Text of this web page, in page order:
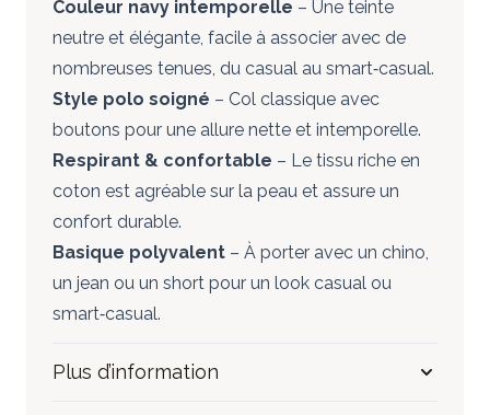
Couleur navy intemporelle – Une teinte
neutre et élégante, facile à associer avec de
nombreuses tenues, du casual au smart‑casual.
Style polo soigné – Col classique avec
boutons pour une allure nette et intemporelle.
Respirant & confortable – Le tissu riche en
coton est agréable sur la peau et assure un
confort durable.
Basique polyvalent – À porter avec un chino,
un jean ou un short pour un look casual ou
smart‑casual.
Plus d’information